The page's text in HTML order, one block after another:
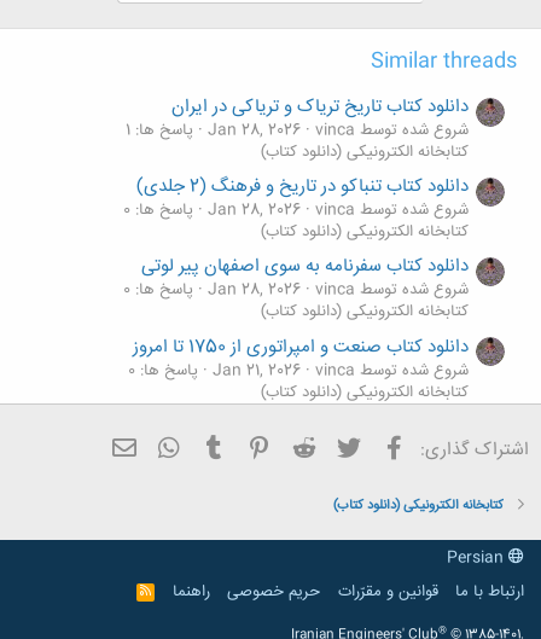
Similar threads
دانلود کتاب تاریخ تریاک و تریاکی در ایران
شروع شده توسط vinca Jan 28, 2026 پاسخ ها: 1
کتابخانه الکترونیکی (دانلود کتاب)
دانلود کتاب تنباکو در تاریخ و فرهنگ (2 جلدی)
شروع شده توسط vinca Jan 28, 2026 پاسخ ها: 0
کتابخانه الکترونیکی (دانلود کتاب)
دانلود کتاب سفرنامه به سوی اصفهان پیر لوتی
شروع شده توسط vinca Jan 28, 2026 پاسخ ها: 0
کتابخانه الکترونیکی (دانلود کتاب)
دانلود کتاب صنعت و امپراتوری از 1750 تا امروز
شروع شده توسط vinca Jan 21, 2026 پاسخ ها: 0
کتابخانه الکترونیکی (دانلود کتاب)
دانلود کتاب ولایت تکوینی از علامه حسن زاده املی برای
آندروید
کتابخانه الکترونیکی (دانلود کتاب)
اشتراک گذاری: فیسبوک تویتر Reddit
Pinterest
Tumblr
WhatsApp
کتابخانه الکترونیکی (دانلود کتاب)
ارتباط با ما
قوانین و مقرّرات حریم خصوصی راهنما
R
S
®